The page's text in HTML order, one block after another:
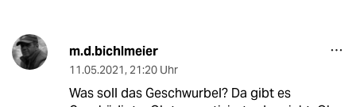
m.d.bichlmeier
11.05.2021, 21:20 Uhr
Was soll das Geschwurbel? Da gibt es